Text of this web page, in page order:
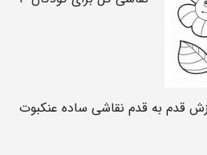
قدم به قدم نقاشی ساده عنکبوت